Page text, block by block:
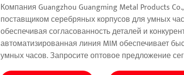
Компания Guangzhou Guangming Metal Products
поставщиком серебряных корпусов для умных
обеспечивая согласованность деталей и
автоматизированная линия MIM обеспечивает
умных часов. Запросите оптовое предложение